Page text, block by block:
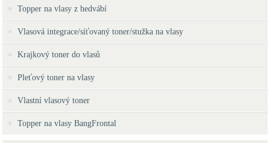
Topper na vlasy z hedvábí
Vlasová integrace/síťovaný toner/stužka na vlasy
Krajkový toner do vlasů
Pleťový toner na vlasy
Vlastní vlasový toner
Topper na vlasy BangFrontal